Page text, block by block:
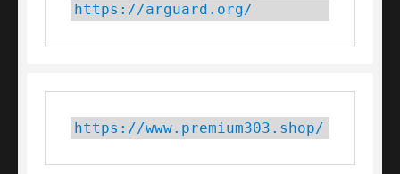
https://arguard.org/
https://www.premium303.shop/